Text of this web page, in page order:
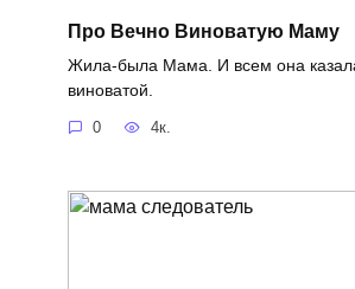
Про Вечно Виноватую Маму
Жила-была Мама. И всем она
виноватой.
0 4к.